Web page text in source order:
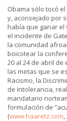
Obama sólo tocó
y, aconsejado por
había que ganar el
el incidente de
la comunidad
boicotear la
20 al 24 de abril
las metas que se
Racismo, la
de Intolerancia,
mandatario
formulación de
(www.haaretz.com,